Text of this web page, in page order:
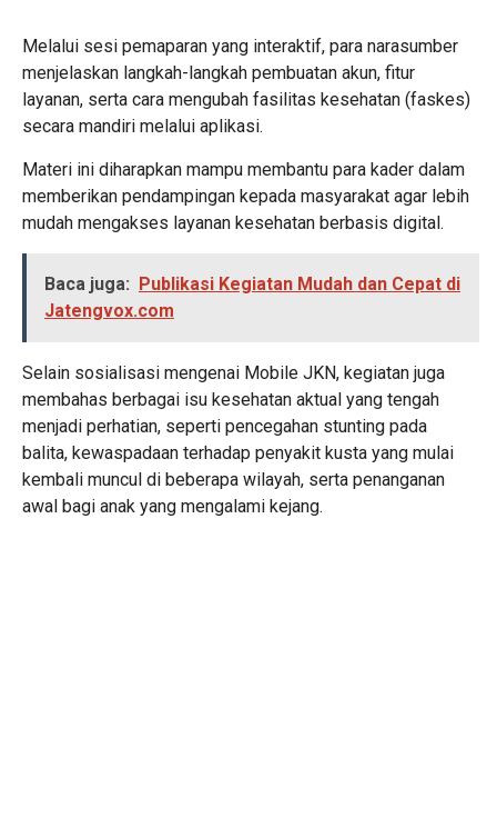
Melalui sesi pemaparan yang interaktif, para narasumber
menjelaskan langkah-langkah pembuatan akun, fitur
layanan, serta cara mengubah fasilitas kesehatan (faskes)
secara mandiri melalui aplikasi.
Materi ini diharapkan mampu membantu para kader dalam
memberikan pendampingan kepada masyarakat agar lebih
mudah mengakses layanan kesehatan berbasis digital.
Baca juga: Publikasi Kegiatan Mudah dan Cepat di
Jatengvox.com
Selain sosialisasi mengenai Mobile JKN, kegiatan juga
membahas berbagai isu kesehatan aktual yang tengah
menjadi perhatian, seperti pencegahan stunting pada
balita, kewaspadaan terhadap penyakit kusta yang mulai
kembali muncul di beberapa wilayah, serta penanganan
awal bagi anak yang mengalami kejang.